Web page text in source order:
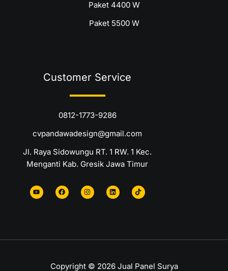
Paket 4400 W
Paket 5500 W
Customer Service
0812-1773-9286
cvpandawadesign@gmail.com
Jl. Raya Sidowungu RT. 1 RW. 1 Kec.
Menganti Kab. Gresik Jawa Timur
u
t
u
c
e
b
s
t
a
n
k
e
k
t
o
Copyright © 2026 Jual Panel Surya